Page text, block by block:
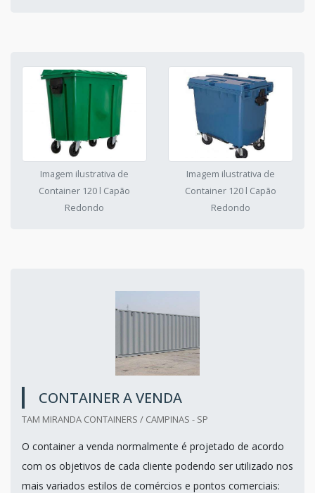
Imagem ilustrativa de
Container 120 l Capão
Redondo
Imagem ilustrativa de
Container 120 l Capão
Redondo
CONTAINER A VENDA
TAM MIRANDA CONTAINERS / CAMPINAS - SP
O container a venda normalmente é projetado de acordo
com os objetivos de cada cliente podendo ser utilizado nos
mais variados estilos de comércios e pontos comerciais: